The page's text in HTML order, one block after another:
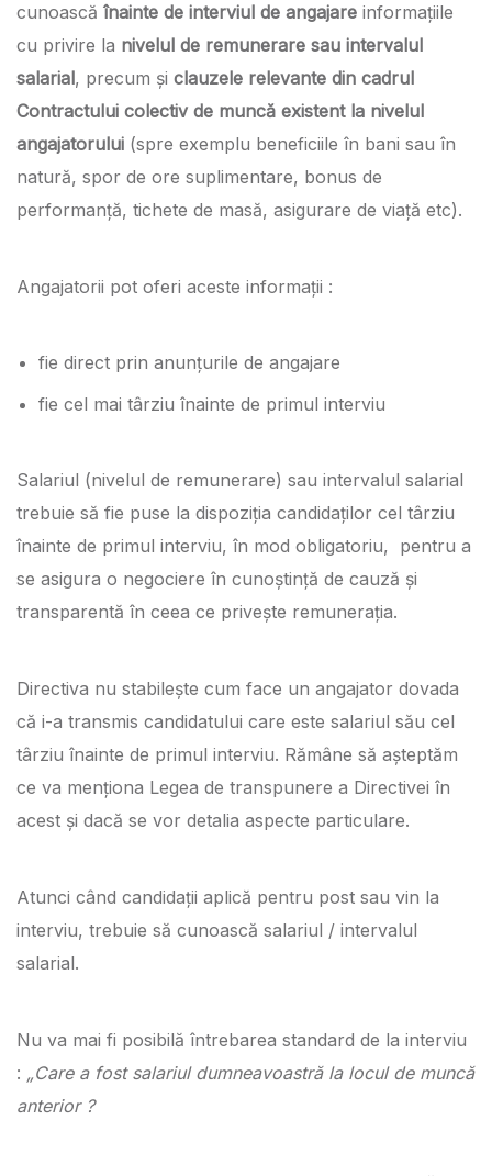
cunoască înainte de interviul de angajare informațiile
cu privire la nivelul de remunerare sau intervalul
salarial, precum și clauzele relevante din cadrul
Contractului colectiv de muncă existent la nivelul
angajatorului (spre exemplu beneficiile în bani sau în
natură, spor de ore suplimentare, bonus de
performanță, tichete de masă, asigurare de viață etc).
Angajatorii pot oferi aceste informații :
fie direct prin anunțurile de angajare
fie cel mai târziu înainte de primul interviu
Salariul (nivelul de remunerare) sau intervalul salarial
trebuie să fie puse la dispoziția candidaților cel târziu
înainte de primul interviu, în mod obligatoriu, pentru a
se asigura o negociere în cunoștință de cauză și
transparentă în ceea ce privește remunerația.
Directiva nu stabilește cum face un angajator dovada
că i-a transmis candidatului care este salariul său cel
târziu înainte de primul interviu. Rămâne să așteptăm
ce va menționa Legea de transpunere a Directivei în
acest și dacă se vor detalia aspecte particulare.
Atunci când candidații aplică pentru post sau vin la
interviu, trebuie să cunoască salariul / intervalul
salarial.
Nu va mai fi posibilă întrebarea standard de la interviu
: „Care a fost salariul dumneavoastră la locul de muncă
anterior ?